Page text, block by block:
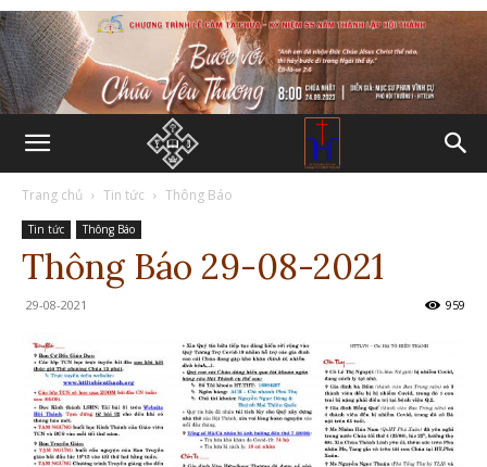
Trang chủ Tin tức Thông Báo
Tin tức Thông Báo
Thông Báo 29-08-2021
29-08-2021 959